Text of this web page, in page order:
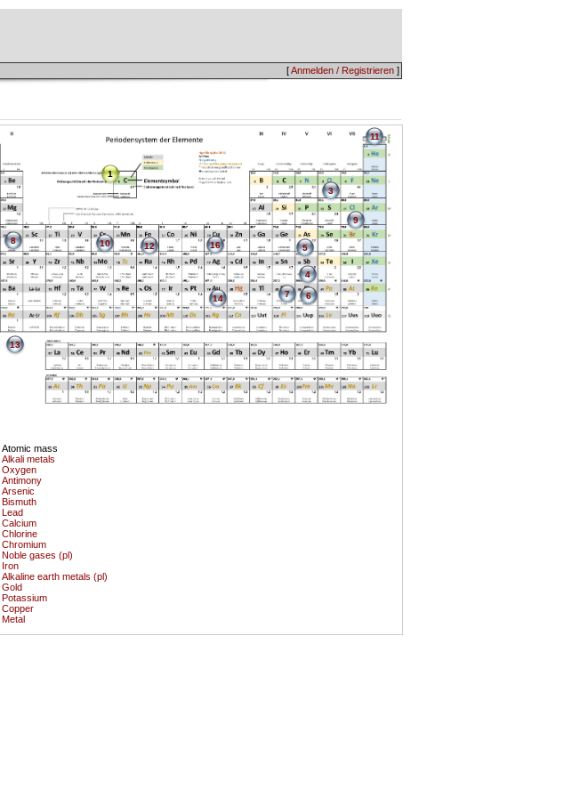
[Anmelden / Registrieren ]
1
Atomic mass
Alkali metals
Oxygen
3
Antimony
4
Arsenic
5
Bismuth
6
Lead
7
Calcium
8
Chlorine
9
Chromium
10
Noble gases (pl)
11
Iron
12
Alkaline earth metals (pl)
13
Gold
14
Potassium
Copper
16
Metal